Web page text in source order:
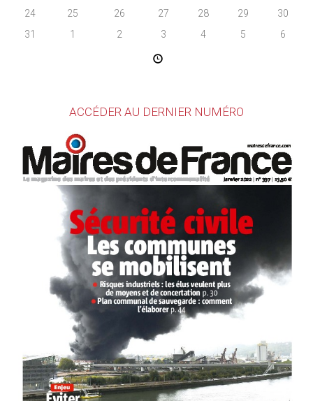
24
25 26 27 28 29
30
31
1 2 3 4 5 6
ACCÉDER AU DERNIER NUMÉRO